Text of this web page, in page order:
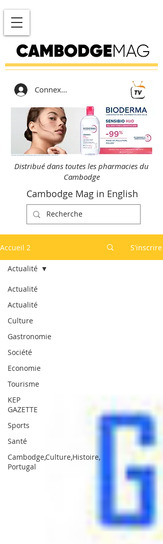
Connexion
Distribué dans toutes les pharmacies du
Cambodge
Cambodge Mag in English
Accueil 2 S'inscrire
Actualité
Actualité
Culture
Gastronomie
Société
Economie
Tourisme
KEP
GAZETTE
Sports
Santé
Cambodge,Culture,Histoire,
Portugal
Actualité